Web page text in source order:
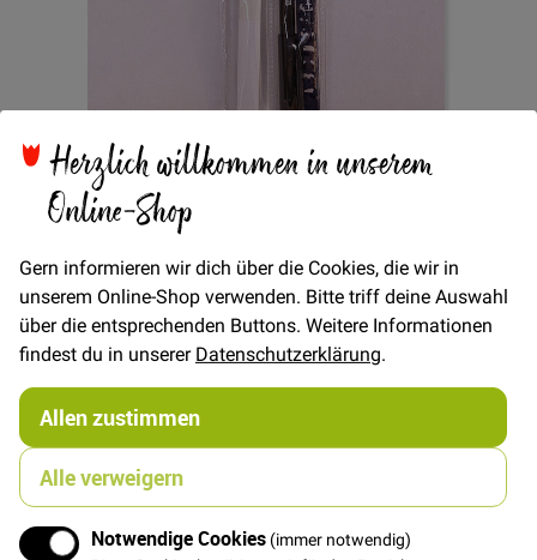
Herzlich willkommen in unserem
Online-Shop
Gern informieren wir dich über die Cookies, die wir in
unserem Online-Shop verwenden. Bitte triff deine Auswahl
über die entsprechenden Buttons. Weitere Informationen
findest du in unsererDatenschutzerklärung.
Allen zustimmen
Alle verweigern
Notwendige Cookies (immer notwendig)
Zum
Anfang
springen
Wäschemarkierset
Verfügbarkeit Auf Lager
6,50 €
STÜCK
Menge